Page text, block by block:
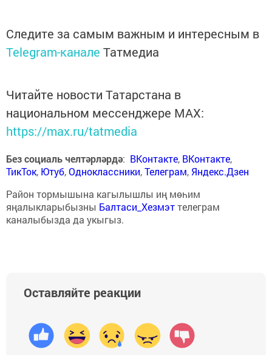
Следите за самым важным и интересным в
Telegram-канале Татмедиа
Читайте новости Татарстана в
национальном мессенджере MАХ:
https://max.ru/tatmedia
Без социаль челтәрләрдә: ВКонтакте, ВКонтакте,
ТикТок, Ютуб,Одноклассники,Телеграм, Яндекс.Дзен
Район тормышына кагылышлы иң мөһим
яңалыкларыбызны Балтаси_Хезмэттелеграм
каналыбызда да укыгыз.
Оставляйте реакции